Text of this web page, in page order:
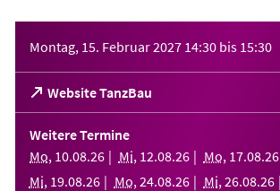
Montag, 15. Februar 2027 14:30 bis 15:30
Website TanzBau
(Öffnet
in
einem
neuen
Tab)
Weitere Termine
Mo, 10.08.26 Mi, 12.08.26 Mo, 17.08.26
Mi, 19.08.26 Mo, 24.08.26 Mi, 26.08.26